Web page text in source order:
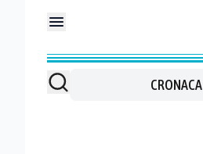
CRONACA